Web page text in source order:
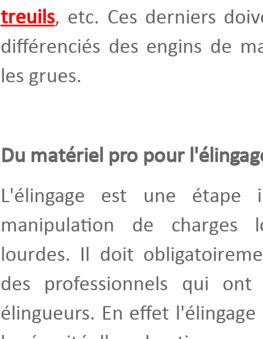
treuils, etc. Ces derniers
différenciés des engins de
les grues.
Du matériel pro pour
L'élingage est une étape
manipulation de charges
lourdes. Il doit
des professionnels qui
élingueurs. En effet